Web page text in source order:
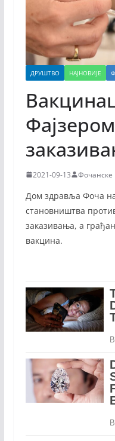
ДРУШТВО НАЈНОВИЈЕ
2021-09-13 Фочанске
Дом здравља Фоча
становништва
заказивања, а
вакцина.